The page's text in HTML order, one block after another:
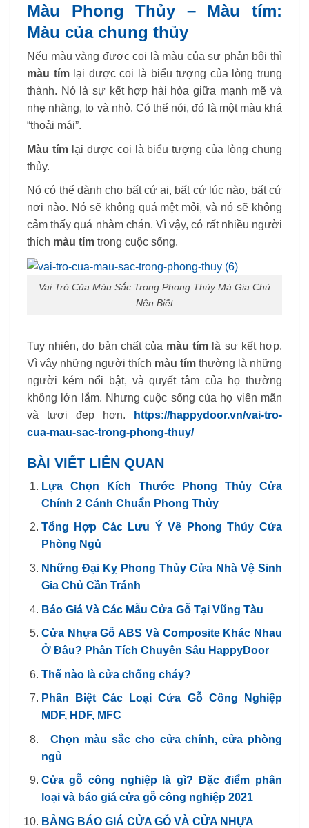
Màu Phong Thủy – Màu tím:
Màu của chung thủy
Nếu màu vàng được coi là màu của sự phản bội thì
màu tímlại được coi là biểu tượng của lòng trung
thành. Nó là sự kết hợp hài hòa giữa mạnh mẽ và
nhẹ nhàng, to và nhỏ. Có thể nói, đó là một màu khá
“thoải mái”.
Màu tímlại được coi là biểu tượng của lòng chung
thủy.
Nó có thể dành cho bất cứ ai, bất cứ lúc nào, bất cứ
nơi nào. Nó sẽ không quá mệt mỏi, và nó sẽ không
cảm thấy quá nhàm chán. Vì vậy, có rất nhiều người
thích màu tím trong cuộc sống.
Vai Trò Của Màu Sắc Trong Phong Thủy Mà Gia Chủ
Nên Biết
Tuy nhiên, do bản chất của màu tím là sự kết hợp.
Vì vậy những người thích màu tím thường là những
người kém nổi bật, và quyết tâm của họ thường
không lớn lắm. Nhưng cuộc sống của họ viên mãn
và tươi đẹp hơn.
https://happydoor.vn/vai-tro-
cua-mau-sac-trong-phong-thuy/
BÀI VIẾT LIÊN QUAN
Lựa Chọn Kích Thước Phong Thủy Cửa
Chính 2 Cánh Chuẩn Phong Thủy
Tổng Hợp Các Lưu Ý Về Phong Thủy Cửa
Phòng Ngủ
Những Đại Kỵ Phong Thủy Cửa Nhà Vệ Sinh
Gia Chủ Cần Tránh
Báo Giá Và Các Mẫu Cửa Gỗ Tại Vũng Tàu
Cửa Nhựa Gỗ ABS Và Composite Khác Nhau
Ở Đâu? Phân Tích Chuyên Sâu HappyDoor
Thế nào là cửa chống cháy?
Phân Biệt Các Loại Cửa Gỗ Công Nghiệp
MDF, HDF, MFC
Chọn màu sắc cho cửa chính, cửa phòng
ngủ
Cửa gỗ công nghiệp là gì? Đặc điểm phân
loại và báo giá cửa gỗ công nghiệp 2021
BẢNG BÁO GIÁ CỬA GỖ VÀ CỬA NHỰA